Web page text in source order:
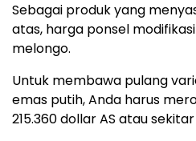
Sebagai produk yang
atas, harga ponsel
melongo.
Untuk membawa pulang
emas putih, Anda harus
215.360 dollar AS atau sekitar